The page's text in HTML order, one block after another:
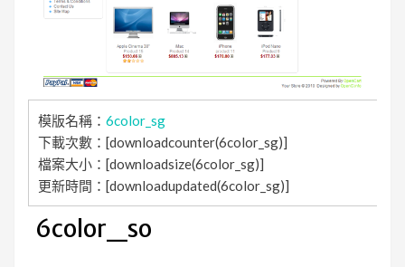
模版名稱： 6color_sg
下載次數：[downloadcounter(6color_sg)]
檔案大小：[downloadsize(6color_sg)]
更新時間：[downloadupdated(6color_sg)]
6color_so